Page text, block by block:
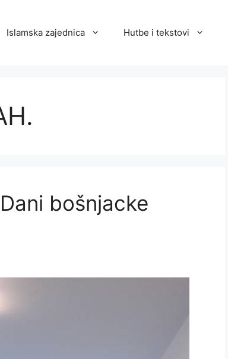
Islamska zajednica Hutbe i tekstovi
bošnjacke